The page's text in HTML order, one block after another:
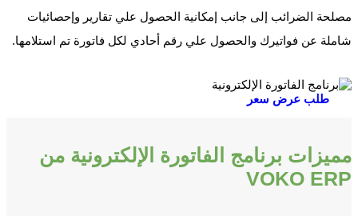
مصلحة الضرائب إلى جانب إمكانية الحصول علي تقارير وإحصائيات
شاملة عن فواتيرك والحصول علي رقم أحادي لكل فاتورة تم استلامها.
طلب عرض سعر
مميزات برنامج الفاتورة الإلكترونية من
VOKO ERP